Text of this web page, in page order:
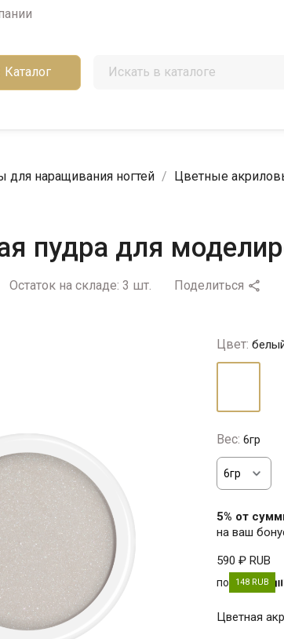
Каталог
для наращивания ногтей Цветные
пудра для
Остаток на складе: 3 шт. Поделиться 
Цвет:
Вес: 6гр
5% от
на ваш
590 ₽ RUB
по 148 RUB
Цветная